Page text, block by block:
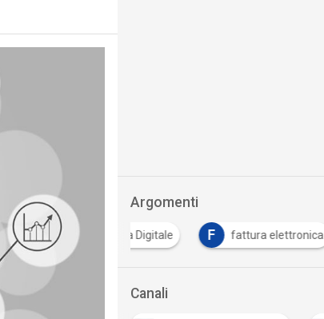
Argomenti
Agid Agenzia per l'Italia Digitale F fattura elettronica
Canali